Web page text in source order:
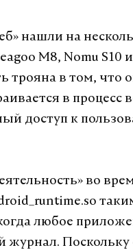
нашли на
M8, Nomu S10
трояна в том, что
в процесс
доступ к
во
любое
журнал.